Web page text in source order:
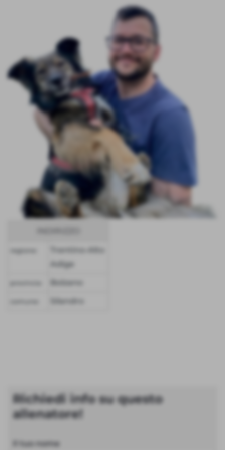
regione:
Trentino-Alto
Adige
Bolzano
Silandro
Richiedi info su questo
allenatore!
Il tuo nome